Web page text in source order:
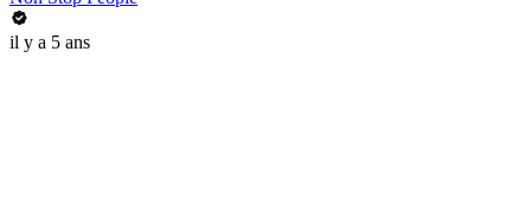
il y a 5 ans